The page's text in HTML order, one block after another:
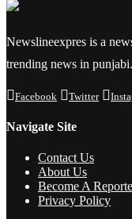
Newslineexpres is a
trending news in
Facebook Twitter
Navigate Site
Contact Us
About Us
Become A
Privacy Policy